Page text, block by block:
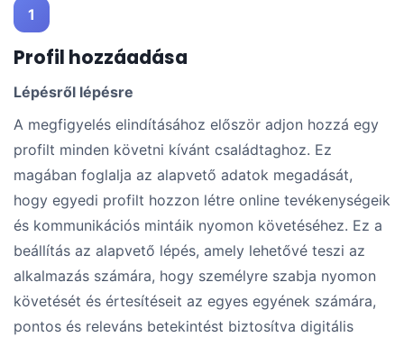
1
Profil hozzáadása
Lépésről lépésre
A megfigyelés elindításához először adjon hozzá egy
profilt minden követni kívánt családtaghoz. Ez
magában foglalja az alapvető adatok megadását,
hogy egyedi profilt hozzon létre online tevékenységeik
és kommunikációs mintáik nyomon követéséhez. Ez a
beállítás az alapvető lépés, amely lehetővé teszi az
alkalmazás számára, hogy személyre szabja nyomon
követését és értesítéseit az egyes egyének számára,
pontos és releváns betekintést biztosítva digitális